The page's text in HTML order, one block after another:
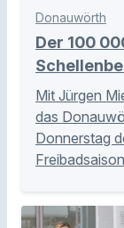
Donauwörth
Der 100
Mit Jürgen
das
Donnerstag